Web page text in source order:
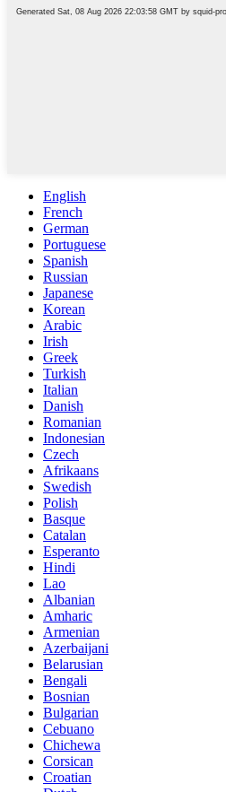
English
French
German
Portuguese
Spanish
Russian
Japanese
Korean
Arabic
Irish
Greek
Turkish
Italian
Danish
Romanian
Indonesian
Czech
Afrikaans
Swedish
Polish
Basque
Catalan
Esperanto
Hindi
Lao
Albanian
Amharic
Armenian
Azerbaijani
Belarusian
Bengali
Bosnian
Bulgarian
Cebuano
Chichewa
Corsican
Croatian